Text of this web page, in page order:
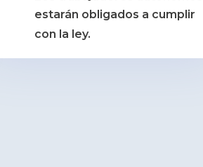
estarán obligados a cumplir
con la ley.